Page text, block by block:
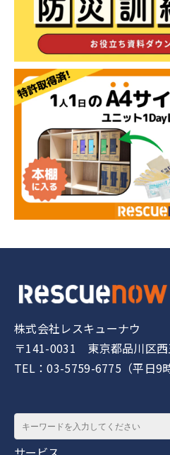
株式会社レスキューナウ
〒141-0031 東京都品川区
TEL：03-5759-6775（平日9